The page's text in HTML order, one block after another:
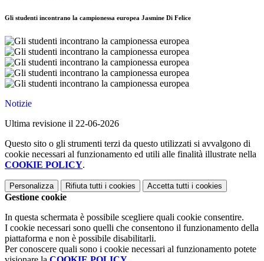
Gli studenti incontrano la campionessa europea Jasmine Di Felice
Notizie
Ultima revisione il 22-06-2026
Questo sito o gli strumenti terzi da questo utilizzati si avvalgono di
cookie necessari al funzionamento ed utili alle finalità illustrate nella
COOKIE POLICY.
Personalizza Rifiuta tutti i cookies Accetta tutti i cookies
Gestione cookie
In questa schermata è possibile scegliere quali cookie consentire.
I cookie necessari sono quelli che consentono il funzionamento della
piattaforma e non è possibile disabilitarli.
Per conoscere quali sono i cookie necessari al funzionamento potete